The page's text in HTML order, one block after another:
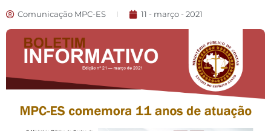
Comunicação MPC-ES 11 - março - 2021